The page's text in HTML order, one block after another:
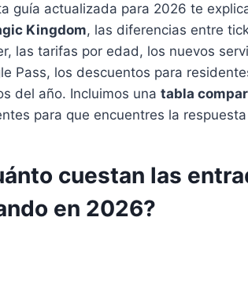
guía actualizada para 2026 te
Kingdom, las diferencias entre
las tarifas por edad, los nuevos
Pass, los descuentos para
del año. Incluimos una tabla
para que encuentres la
cuestan las
en 2026?